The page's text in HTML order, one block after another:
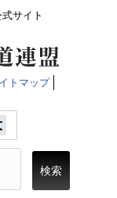
サイト
トマップ